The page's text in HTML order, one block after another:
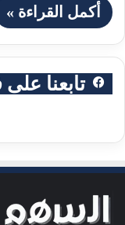
أكمل القراءة »
تابعنا